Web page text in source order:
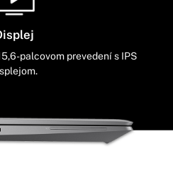
palcovom prevedení s IPS